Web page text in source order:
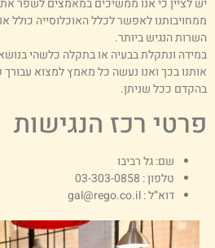
לציין כי אנו ממשיכים במאמצים לשפר את
לאפשר לכלל האוכלוסייה כולל
הנגיש ביותר.
ונתקלת בבעיה או בתקלה כלשהי בנושא
בכך ואנו נעשה כל מאמץ למצוא עבורך
ככל שניתן.
רכז הנגישות
שם: גל רביבו
טלפון : 03-303-0858
דוא”ל :gal@rego.co.il